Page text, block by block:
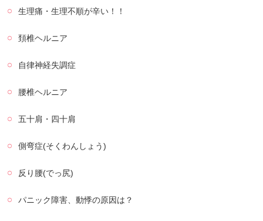
生理痛・生理不順が辛い！！
頚椎ヘルニア
自律神経失調症
腰椎ヘルニア
五十肩・四十肩
側弯症(そくわんしょう)
反り腰(でっ尻)
パニック障害、動悸の原因は？